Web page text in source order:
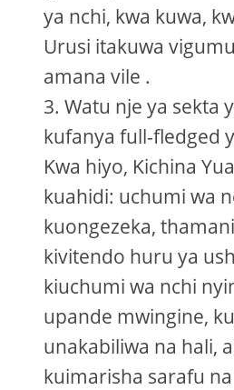
ya nchi, kwa kuwa,
Urusi itakuwa
amana vile .
Watu nje ya sekta
kufanya full-fledged
Kwa hiyo, Kichina
kuahidi: uchumi wa
kuongezeka,
kivitendo huru ya
kiuchumi wa nchi
upande mwingine,
unakabiliwa na hali,
kuimarisha sarafu